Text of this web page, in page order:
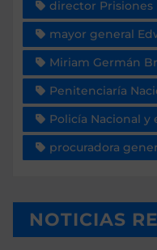
director Prisiones
mayor general
Miriam Germán
Peniten­ciaría
Po­licía Nacional y
procuradora
NOTICIAS